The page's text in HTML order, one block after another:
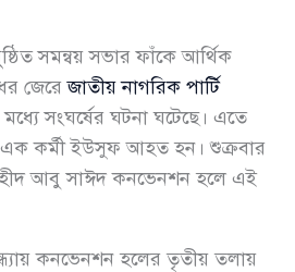
সমন্বয় সভার ফাঁকে আর্থিক
জেরেজাতীয় নাগরিক পার্টি
সংঘর্ষের ঘটনা ঘটেছে। এতে
এক কর্মী ইউসুফ আহত হন। শুক্রবার
আবু সাঈদ কনভেনশন হলে এই
কনভেনশন হলের তৃতীয় তলায়